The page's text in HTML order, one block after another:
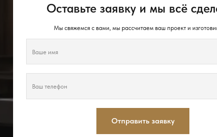
Оставьте заявку и мы всё
Мы свяжемся с вами, мы рассчитаем ваш проект и
Отправить заявку